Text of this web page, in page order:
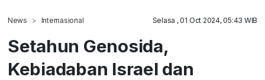
News Internasional Selasa , 01 Oct 2024, 05:43 WIB
Setahun Genosida,
Kebiadaban Israel dan